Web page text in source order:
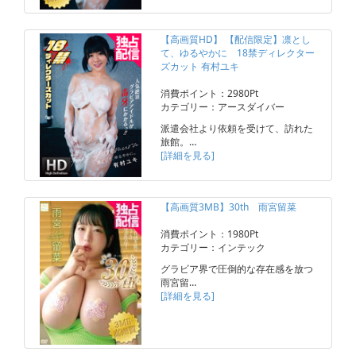
【高画質HD】 【配信限定】凛とし
て、ゆるやかに 18禁ディレクター
ズカット 有村ユキ
消費ポイント：2980Pt
カテゴリー：アースダイバー
派遣会社より依頼を受けて、訪れた
旅館。…
[詳細を見る]
【高画質3MB】30th 雨宮留菜
消費ポイント：1980Pt
カテゴリー：インテック
グラビア界で圧倒的な存在感を放つ
雨宮留…
[詳細を見る]